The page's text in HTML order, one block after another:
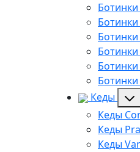
Ботинки
Ботинки
Кеды
Кеды
Кеды
Кеды